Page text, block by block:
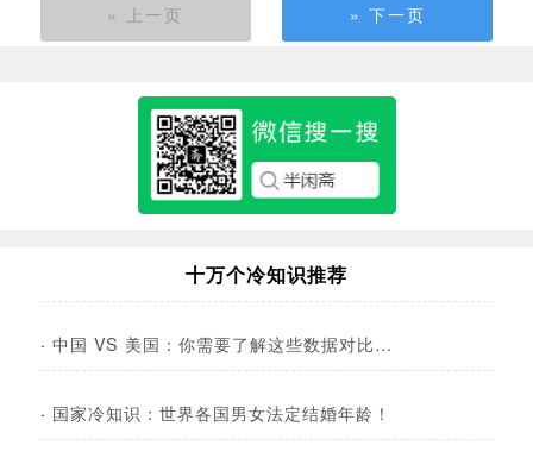
« 上一页 » 下一页
十万个冷知识推荐
· 中国 VS 美国：你需要了解这些数据对比…
· 国家冷知识：世界各国男女法定结婚年龄！